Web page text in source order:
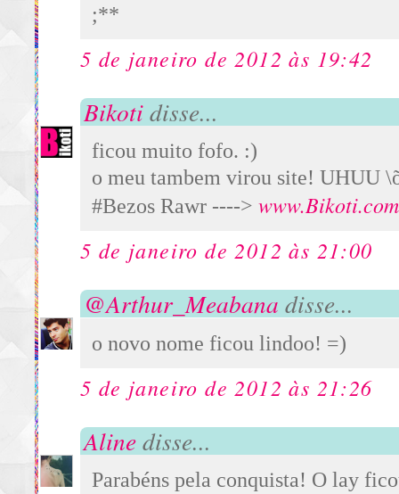
;**
5 de janeiro de 2012 às 19:42
Bikotidisse...
ficou muito fofo. :)
o meu tambem virou site! UHUU
#Bezos Rawr ----> www.Bikoti.com
5 de janeiro de 2012 às 21:00
@Arthur_Meabana disse...
o novo nome ficou lindoo! =)
5 de janeiro de 2012 às 21:26
Alinedisse...
Parabéns pela conquista! O lay